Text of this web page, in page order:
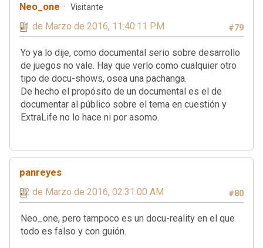
Neo_one Visitante
#79
01 de Marzo de 2016, 11:40:11 PM
Yo ya lo dije, como documental serio sobre desarrollo
de juegos no vale. Hay que verlo como cualquier otro
tipo de docu-shows, osea una pachanga.
De hecho el propósito de un documental es el de
documentar al público sobre el tema en cuestión y
ExtraLife no lo hace ni por asomo.
panreyes
#80
02 de Marzo de 2016, 02:31:00 AM
Neo_one, pero tampoco es un docu-reality en el que
todo es falso y con guión.